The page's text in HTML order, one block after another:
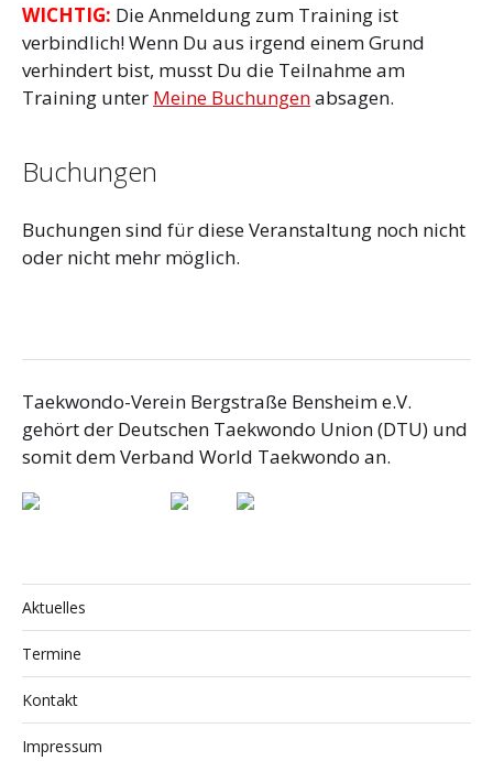
WICHTIG: Die Anmeldung zum Training ist
verbindlich! Wenn Du aus irgend einem Grund
verhindert bist, musst Du die Teilnahme am
Training unter Meine Buchungenabsagen.
Buchungen
Buchungen sind für diese Veranstaltung noch nicht
oder nicht mehr möglich.
Taekwondo-Verein Bergstraße Bensheim e.V.
gehört der Deutschen Taekwondo Union (DTU) und
somit dem Verband World Taekwondo an.
Aktuelles
Termine
Kontakt
Impressum